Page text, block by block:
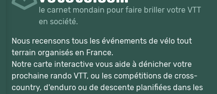
le carnet mondain pour faire briller votre VTT
en société.
Nous recensons tous les événements de vélo tout
terrain organisés en France.
Notre carte interactive vous aide à dénicher votre
prochaine rando VTT, ou les compétitions de cross-
country, d'enduro ou de descente planifiées dans les